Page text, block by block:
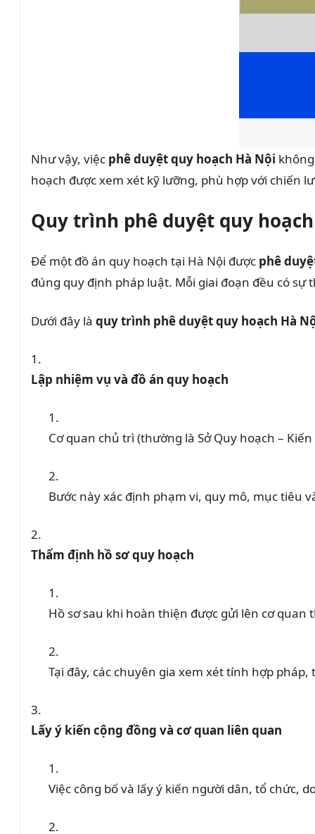
Như vậy, việc phê duyệt quy hoạch Hà Nội
hoạch được xem xét kỹ lưỡng, phù hợp với chiến
Quy trình phê duyệt quy
Để một đồ án quy hoạch tại Hà Nội được phê
đúng quy định pháp luật. Mỗi giai đoạn đều có sự
Dưới đây là quy trình phê duyệt quy hoạch Hà
Lập nhiệm vụ và đồ án quy hoạch
Cơ quan chủ trì (thường là Sở Quy hoạch –
Bước này xác định phạm vi, quy mô, mục tiêu
Thẩm định hồ sơ quy hoạch
Hồ sơ sau khi hoàn thiện được gửi lên cơ quan
Tại đây, các chuyên gia xem xét tính hợp
Lấy ý kiến cộng đồng và cơ quan liên quan
Việc công bố và lấy ý kiến người dân, tổ chức,